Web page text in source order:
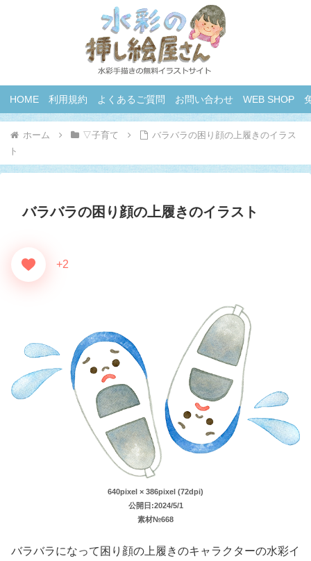
HOME 利用規約 よくあるご質問 お問い合わせ WEB SHOP
ホーム ▽子育て
バラバラの困り顔の上履きのイラス
ト
バラバラの困り顔の上履きのイラスト
+2
640pixel × 386pixel (72dpi)
公開日:2024/5/1
素材№668
バラバラになって困り顔の上履きのキャラクターの水彩イ